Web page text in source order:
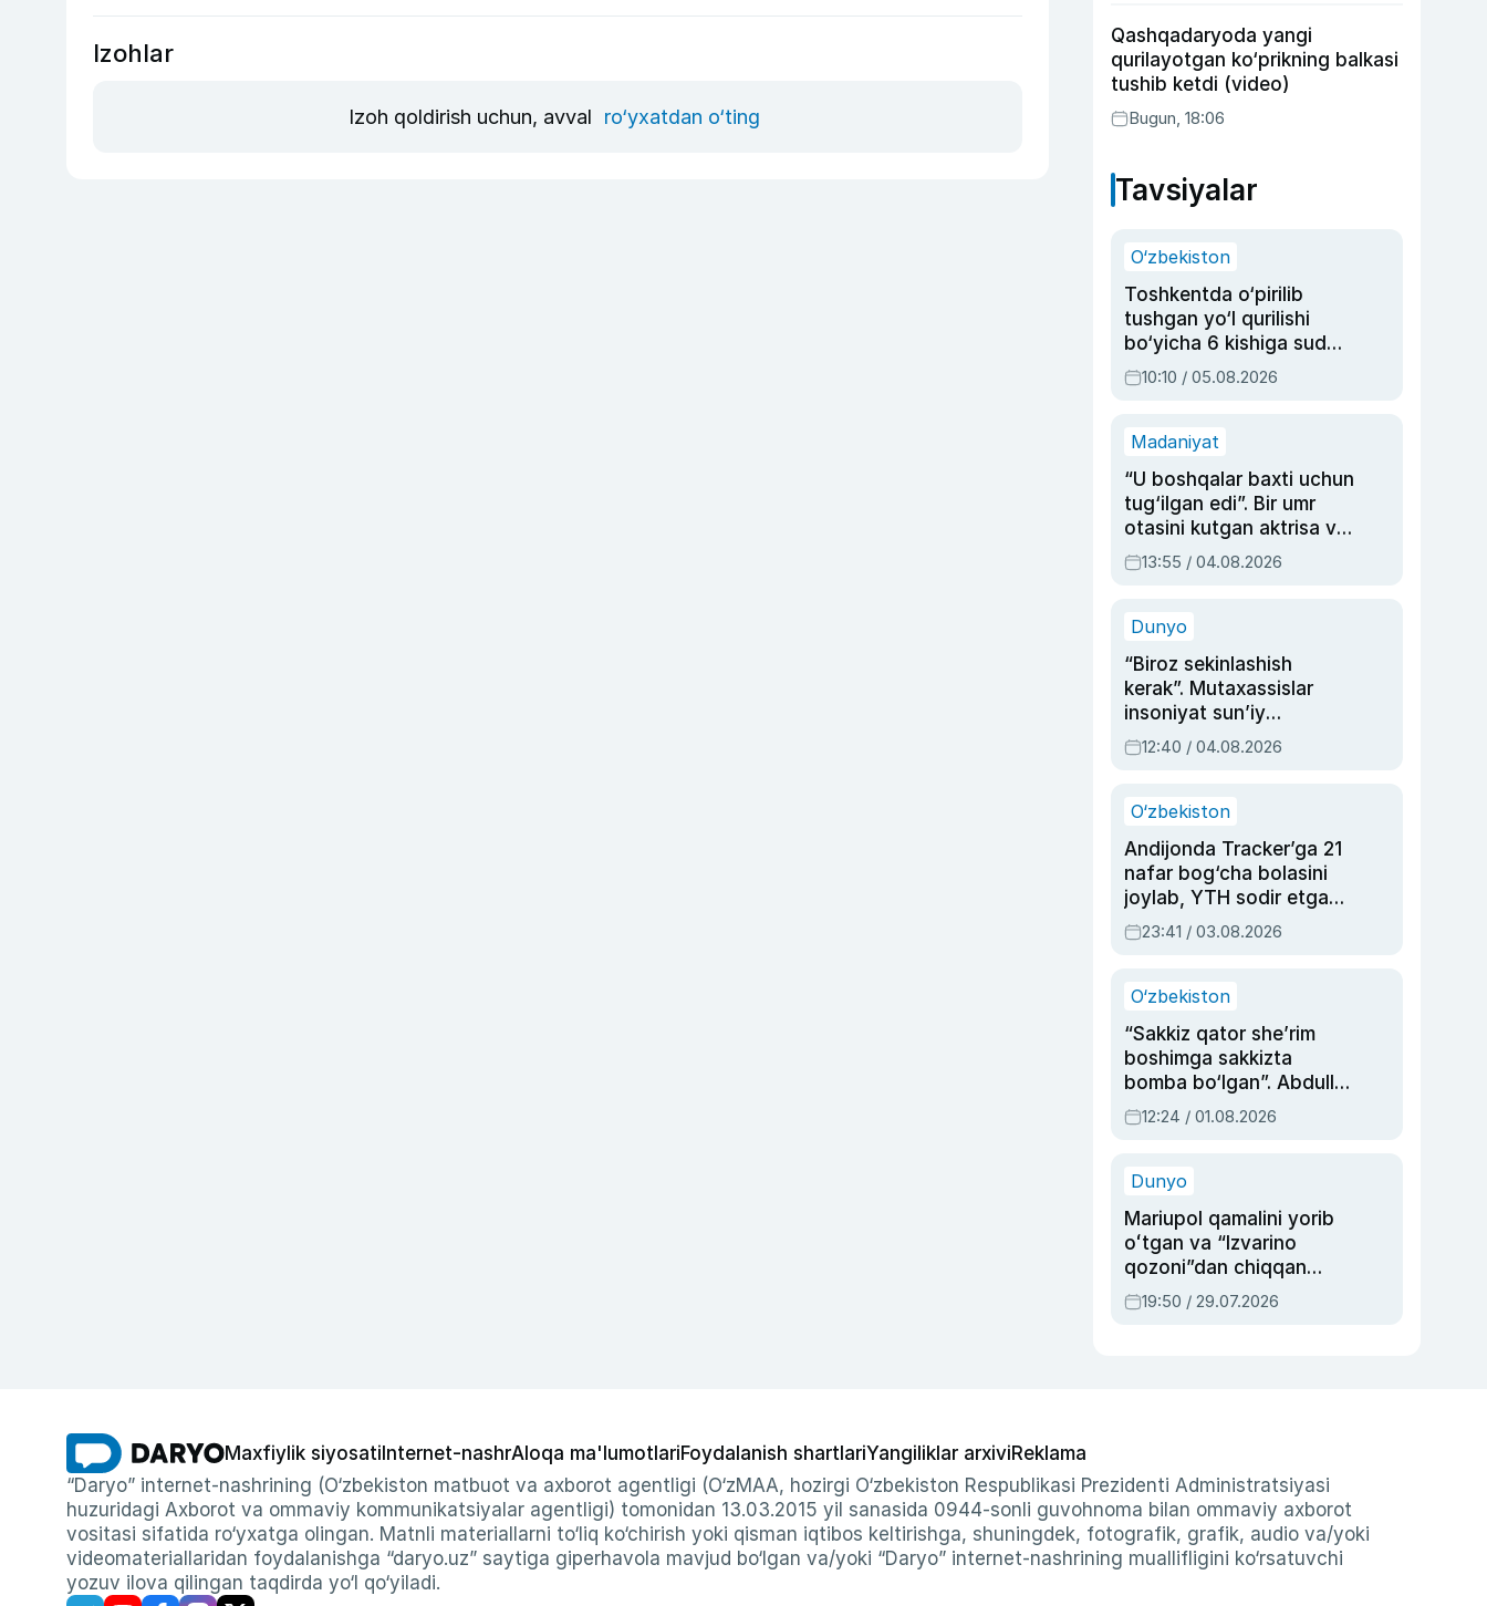
Izohlar
Izoh qoldirish uchun, avval ro‘yxatdan o‘ting
Qashqadaryoda yangi
qurilayotgan ko‘prikning balkasi
tushib ketdi (video)
Bugun, 18:06
Tavsiyalar
O‘zbekiston
Toshkentda o‘pirilib
tushgan yo‘l qurilishi
bo‘yicha 6 kishiga sud
hukmi o‘qildi
10:10 / 05.08.2026
Madaniyat
“U boshqalar baxti uchun
tug‘ilgan edi”. Bir umr
otasini kutgan aktrisa va
dublyaj ustasi Rimma
Ahmedovaning
13:55 / 04.08.2026
Dunyo
“Biroz sekinlashish
kerak”. Mutaxassislar
insoniyat sun’iy
intellektni boshqara
olmay qolishidan xavotir
12:40 / 04.08.2026
O‘zbekiston
Andijonda Tracker’ga 21
nafar bog‘cha bolasini
joylab, YTH sodir etgan
ayolga sud hukmi o‘qildi
23:41 / 03.08.2026
O‘zbekiston
“Sakkiz qator she’rim
boshimga sakkizta
bomba bo‘lgan”. Abdulla
Oripovni siyosiy
ayblovlardan asrab
12:24 / 01.08.2026
Dunyo
Mariupol qamalini yorib
oʻtgan va “Izvarino
qozoni”dan chiqqan
qahramon — Ukraina
armiyasi bosh
19:50 / 29.07.2026
Maxfiylik siyosati Internet-nashrAloqa ma'lumotlariFoydalanish shartlariYangiliklar arxiviReklama
“Daryo” internet-nashrining (O‘zbekiston matbuot va axborot agentligi (O‘zMAA, hozirgi O‘zbekiston Respublikasi Prezidenti Administratsiyasi
huzuridagi Axborot va ommaviy kommunikatsiyalar agentligi) tomonidan 13.03.2015 yil sanasida 0944-sonli guvohnoma bilan ommaviy axborot
vositasi sifatida ro‘yxatga olingan. Matnli materiallarni to‘liq ko‘chirish yoki qisman iqtibos keltirishga, shuningdek, fotografik, grafik, audio va/yoki
videomateriallaridan foydalanishga “daryo.uz” saytiga giperhavola mavjud bo‘lgan va/yoki “Daryo” internet-nashrining muallifligini ko‘rsatuvchi
yozuv ilova qilingan taqdirda yo‘l qo‘yiladi.